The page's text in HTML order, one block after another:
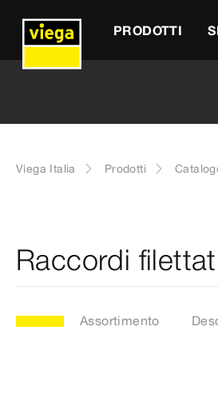
PRODOTTI
Viega Italia Prodotti
Raccordi
Assortimento